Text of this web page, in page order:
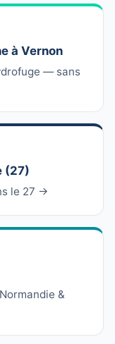
à Vernon
— sans
(27)
le 27 →
&